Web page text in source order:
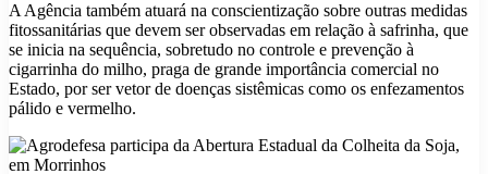
A Agência também atuará na conscientização sobre outras medidas
fitossanitárias que devem ser observadas em relação à safrinha, que
se inicia na sequência, sobretudo no controle e prevenção à
cigarrinha do milho, praga de grande importância comercial no
Estado, por ser vetor de doenças sistêmicas como os enfezamentos
pálido e vermelho.